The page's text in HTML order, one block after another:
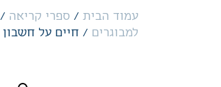
עמוד הבית / ספרי קריאה /
למבוגרים / חיים על חשבון